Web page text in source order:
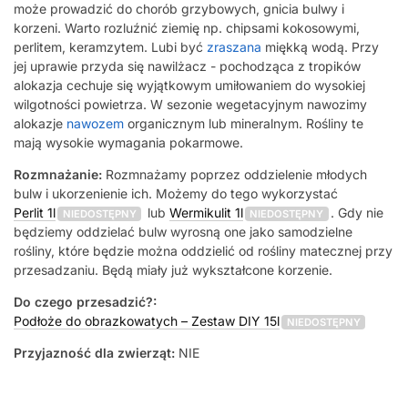
może prowadzić do chorób grzybowych, gnicia bulwy i
korzeni. Warto rozluźnić ziemię np. chipsami kokosowymi,
perlitem, keramzytem. Lubi być zraszana miękką wodą. Przy
jej uprawie przyda się nawilżacz - pochodząca z tropików
alokazja cechuje się wyjątkowym umiłowaniem do wysokiej
wilgotności powietrza. W sezonie wegetacyjnym nawozimy
alokazje nawozem organicznym lub mineralnym. Rośliny te
mają wysokie wymagania pokarmowe.
Rozmnażanie: Rozmnażamy poprzez oddzielenie młodych
bulw i ukorzenienie ich. Możemy do tego wykorzystać
Perlit 1l
NIEDOSTĘPNY lub Wermikulit 1l NIEDOSTĘPNY
. Gdy nie
będziemy oddzielać bulw wyrosną one jako samodzielne
rośliny, które będzie można oddzielić od rośliny matecznej przy
przesadzaniu. Będą miały już wykształcone korzenie.
Do czego przesadzić?:
Podłoże do obrazkowatych – Zestaw DIY 15l
NIEDOSTĘPNY
Przyjazność dla zwierząt: NIE